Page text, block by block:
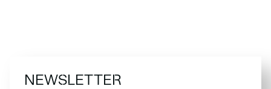
NEWSLETTER